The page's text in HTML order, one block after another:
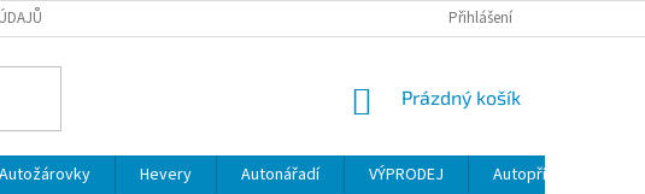
Přihlášení
NÁKUPNÍ
Prázdný košík
Autožárovky Hevery Autonářadí VÝPRODEJ
Autopříslušenství